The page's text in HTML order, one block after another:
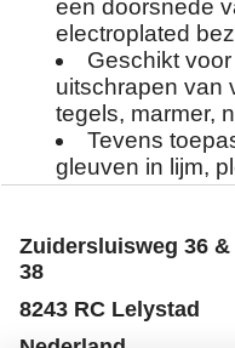
een doorsnede
electroplated
Geschikt
uitschrapen van
tegels, marmer,
Tevens
gleuven in lijm,
etc.
Zuidersluisweg 36 &
38
8243 RC Lelystad